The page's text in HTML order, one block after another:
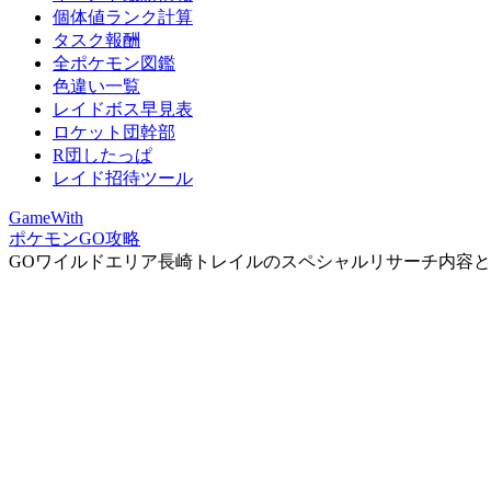
個体値ランク計算
タスク報酬
全ポケモン図鑑
色違い一覧
レイドボス早見表
ロケット団幹部
R団したっぱ
レイド招待ツール
GameWith
ポケモンGO攻略
GOワイルドエリア長崎トレイルのスペシャルリサーチ内容